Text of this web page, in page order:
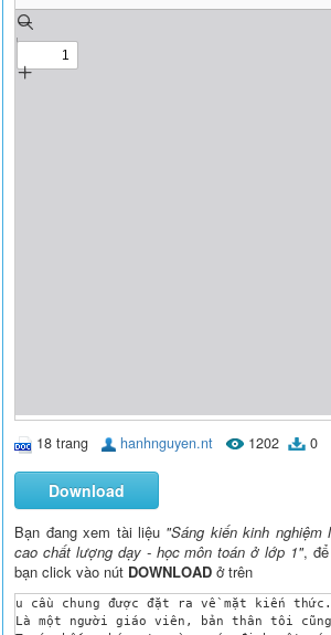
18 trang hanhnguyen.nt 1202 0
Download
Bạn đang xem tài liệu "Sáng kiến kinh nghiệm
cao chất lượng dạy - học môn toán ở lớp 1",
bạn click vào nút DOWNLOAD ở trên
u cầu chung được đặt ra về mặt kiến thức. Việc cải tiến phương pháp dạy - học càng đặc biệt cần thiết trong giai đoạn hiện nay, khi mà bậc tiểu học vừa hoàn thành xong việc triển khai chương trình sách giáo khoa mới và đang cần rất nhiều những đóng góp mang tính thực tiễn từ phía giáo viên trực tiếp đứng lớp để nội dung và phương pháp dạy – học theo chương trình mới được hoàn thiện ở mức cao nhất. 
Là một người giáo viên, bản thân tôi cũng luôn mong muốn góp những kinh nghiệm nhỏ bé của mình vào cái Đại dương mênh mông kiến thức về phương pháp dạy – học của nền giáo dục nước nhà. Trong phạm vi nhỏ hẹp của đề tài này, tôi muốn đưa ra để trao đổi với các đồng nghiệp một số kinh nghiệm về cải tiến phương pháp dạy học môn Toán ở lớp Một nhằm nâng cao chất lượng dạy học ở môn học này.
Trước hết, chúng ta cùng xác định một cách tổng quát về mục tiêu dạy – học môn Toán ở lớp Một.
Theo nghiên cứu của tôi về chương trình, sách giáo khoa mới thì tôi nhận thấy việc